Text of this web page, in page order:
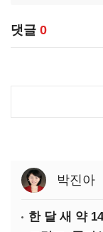
댓글 0
박진아